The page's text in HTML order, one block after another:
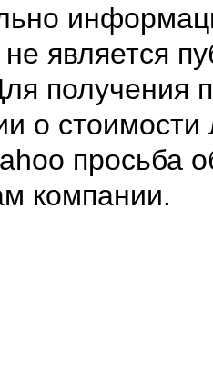
является
получения
о стоимости
просьба
компании.